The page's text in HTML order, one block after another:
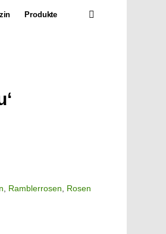
Produkte
Ramblerrosen Rosen